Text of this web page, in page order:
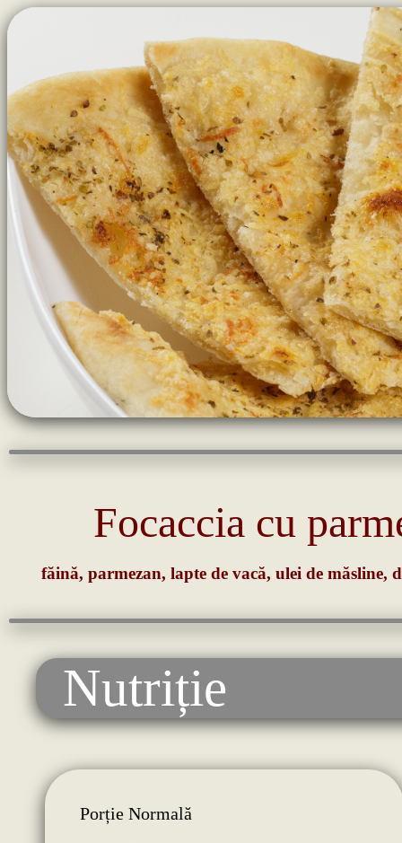
Focaccia cu
făină, parmezan, lapte de vacă, ulei de măsline,
Nutriție
Porție Normală